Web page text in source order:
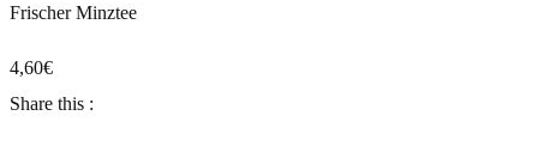
Frischer Minztee
4,60€
Share this :